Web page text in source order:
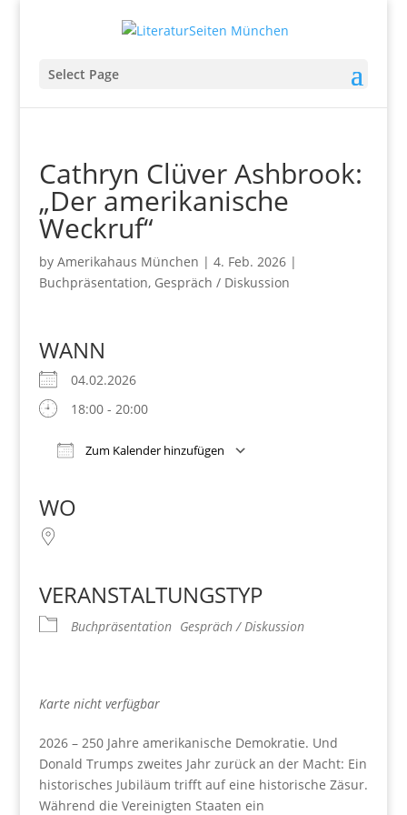
Select Page
Cathryn Clüver Ashbrook:
„Der amerikanische
Weckruf“
by Amerikahaus München | 4. Feb. 2026|
Buchpräsentation, Gespräch / Diskussion
WANN
04.02.2026
18:00 - 20:00
Zum Kalender hinzufügen
WO
VERANSTALTUNGSTYP
Buchpräsentation Gespräch / Diskussion
Karte nicht verfügbar
2026 – 250 Jahre amerikanische Demokratie. Und
Donald Trumps zweites Jahr zurück an der Macht: Ein
historisches Jubiläum trifft auf eine historische Zäsur.
Während die Vereinigten Staaten ein